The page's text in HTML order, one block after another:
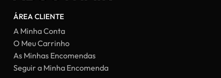
ÁREA CLIENTE
A Minha Conta
O Meu Carrinho
As Minhas Encomendas
Seguir a Minha Encomenda